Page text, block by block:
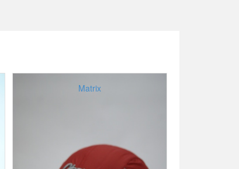
Matrix